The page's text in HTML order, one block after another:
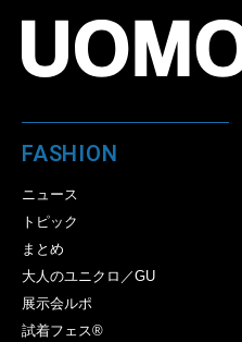
FASHION
ニュース
トピック
まとめ
大人のユニクロ／GU
展示会ルポ
試着フェス®︎